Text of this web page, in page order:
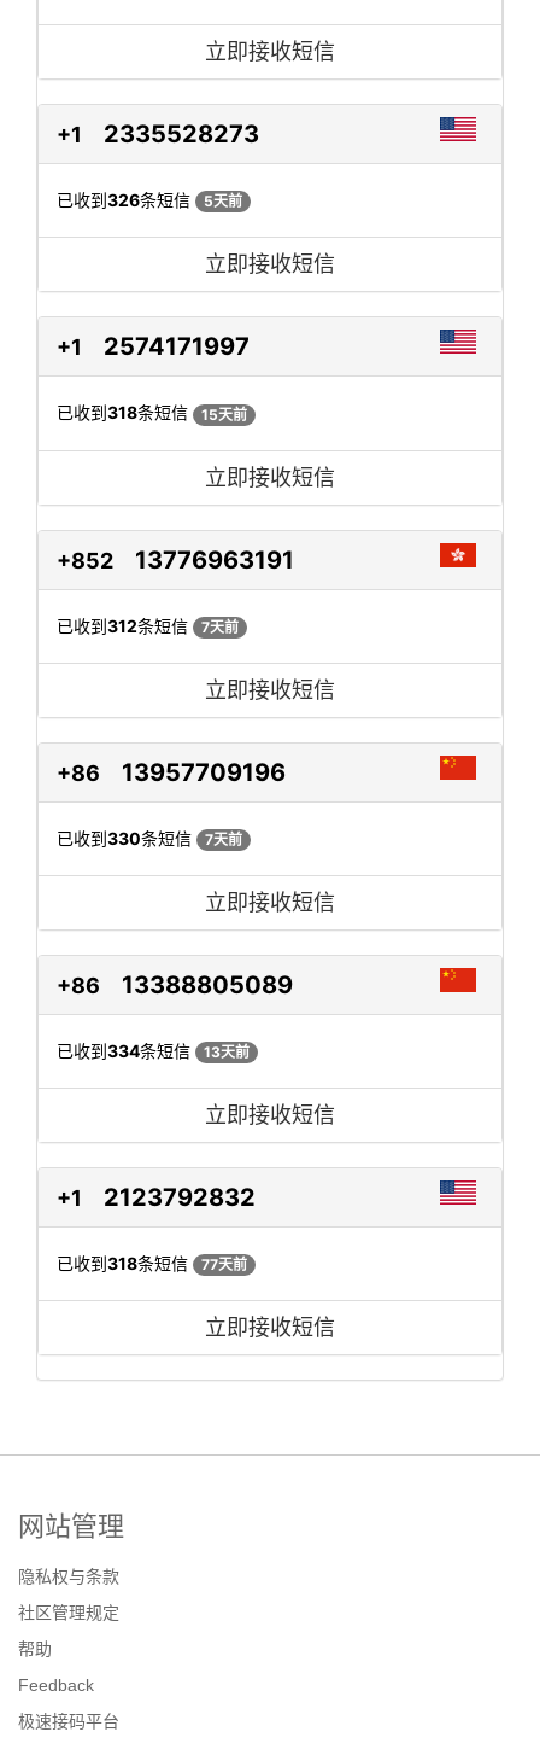
立即接收短信
+1 2335528273
已收到326条短信 5天前
立即接收短信
+1 2574171997
已收到318条短信 15天前
立即接收短信
+852 13776963191
已收到312条短信 7天前
立即接收短信
+86 13957709196
已收到330条短信 7天前
立即接收短信
+86 13388805089
已收到334条短信 13天前
立即接收短信
+1 2123792832
已收到318条短信 77天前
立即接收短信
网站管理
隐私权与条款
社区管理规定
帮助
Feedback
极速接码平台